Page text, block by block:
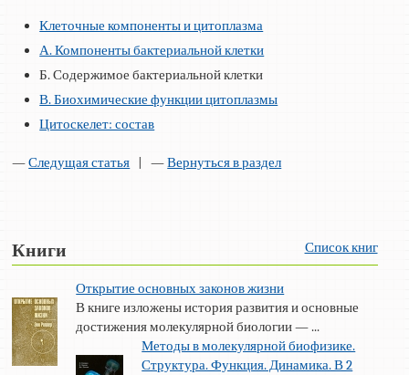
Клеточные компоненты и цитоплазма
А. Компоненты бактериальной клетки
Б. Содержимое бактериальной клетки
В. Биохимические функции цитоплазмы
Цитоскелет: состав
—Следущая статья | —Вернуться в раздел
Книги Список книг
Открытие основных законов жизни
В книге изложены история развития и основные
достижения молекулярной биологии — ...
Методы в молекулярной биофизике.
Структура. Функция. Динамика. В 2